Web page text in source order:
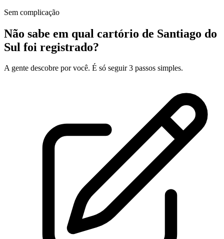
Sem complicação
Não sabe em qual cartório de Santiago do
Sul foi registrado?
A gente descobre por você. É só seguir 3 passos simples.